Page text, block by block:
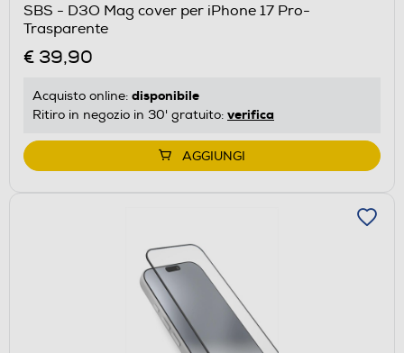
SBS - D3O Mag cover per iPhone 17 Pro-
Trasparente
€ 39,90
Acquisto online: disponibile
Ritiro in negozio in 30' gratuito: verifica
AGGIUNGI